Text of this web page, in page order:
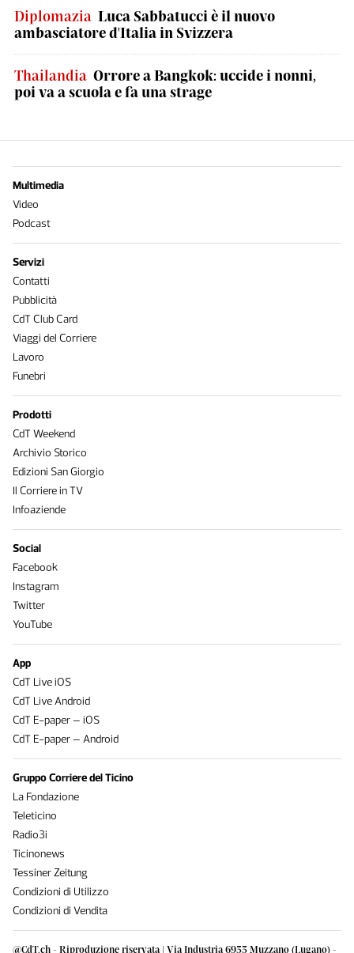
Diplomazia Luca Sabbatucci è il nuovo
ambasciatore d'Italia in Svizzera
Thailandia Orrore a Bangkok: uccide i nonni,
poi va a scuola e fa una strage
@CdT.ch - Riproduzione riservata | Via Industria 6933 Muzzano (Lugano) -
Multimedia
Video
Podcast
Servizi
Contatti
Pubblicità
CdT Club Card
Viaggi del Corriere
Lavoro
Funebri
Prodotti
CdT Weekend
Archivio Storico
Edizioni San Giorgio
Il Corriere in TV
Infoaziende
Social
Facebook
Instagram
Twitter
YouTube
App
CdT Live iOS
CdT Live Android
CdT E-paper – iOS
CdT E-paper – Android
Gruppo Corriere del Ticino
La Fondazione
Teleticino
Radio3i
Ticinonews
Tessiner Zeitung
Condizioni di Utilizzo
Condizioni di Vendita